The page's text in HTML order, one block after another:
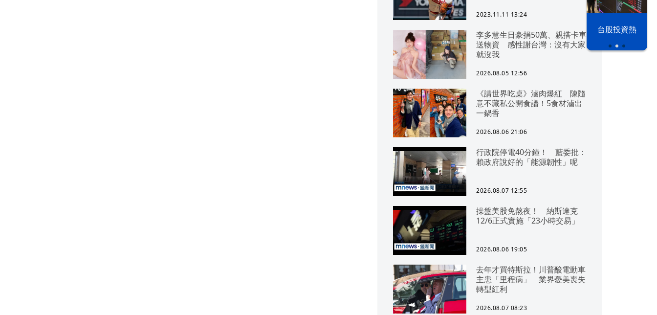
漢光42演習 台股投資熱
2023.11.11 13:24
李多慧生日豪捐50萬、親搭卡車
送物資 感性謝台灣：沒有大家
就沒我
2026.08.05 12:56
《請世界吃桌》滷肉爆紅 陳隨
意不藏私公開食譜！5食材滷出
一鍋香
2026.08.06 21:06
行政院停電40分鐘！ 藍委批：
賴政府說好的「能源韌性」呢
2026.08.07 12:55
操盤美股免熬夜！ 納斯達克
12/6正式實施「23小時交易」
2026.08.06 19:05
去年才買特斯拉！川普酸電動車
主患「里程病」 業界憂美喪失
轉型紅利
2026.08.07 08:23